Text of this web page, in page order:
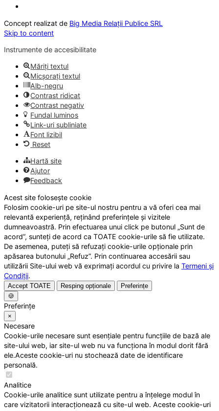
Concept realizat de Big Media Relații Publice SRL
Skip to content
Instrumente de accesibilitate
Măriți textul
Micșorați textul
Alb-negru
Contrast ridicat
Contrast negativ
Fundal luminos
Link-uri subliniate
Font lizibil
Reset
Hartă site
Ajutor
Feedback
Acest site folosește cookie
Folosim cookie-uri pe site-ul nostru pentru a vă oferi cea mai
relevantă experiență, reținând preferințele și vizitele
dumneavoastră. Prin efectuarea unui click pe butonul „Sunt de
acord”, sunteți de acord ca TOATE cookie-urile să fie utilizate.
De asemenea, puteți să refuzați cookie-urile opționale prin
apăsarea butonului „Refuz”. Prin continuarea accesării sau
utilizării Site-ului web vă exprimați acordul cu privire la Termeni și
Condiții.
Accept TOATE Resping opționale
Preferințe
🍪
Preferințe
×
Necesare
Cookie-urile necesare sunt esențiale pentru funcțiile de bază ale
site-ului web, iar site-ul web nu va funcționa în modul dorit fără
ele.Aceste cookie-uri nu stochează date de identificare
personală.
Analitice
Cookie-urile analitice sunt utilizate pentru a înțelege modul în
care vizitatorii interacționează cu site-ul web. Aceste cookie-uri